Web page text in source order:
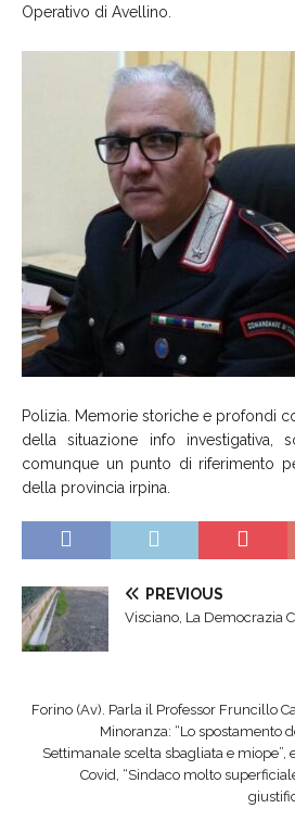
Operativo di Avellino.
Polizia. Memorie storiche e profondi
della situazione info investigativa,
comunque un punto di riferimento
della provincia irpina.
PREVIOUS
Visciano, La Democrazia
Forino (Av). Parla il Professor Fruncillo
Minoranza: “Lo spostamento
Settimanale scelta sbagliata e miope”,
Covid, “Sindaco molto